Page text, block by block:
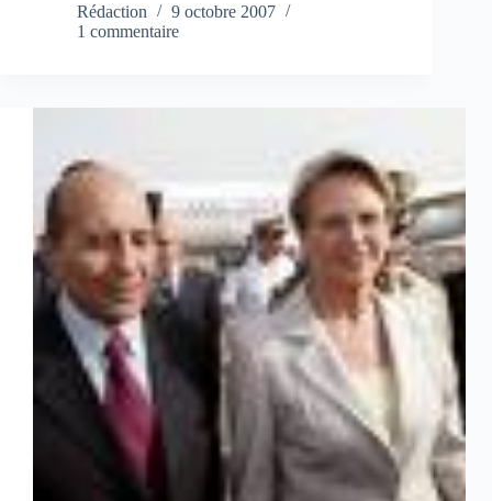
Rédaction
9 octobre 2007
1 commentaire